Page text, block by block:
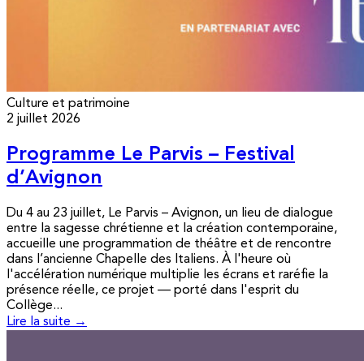
Culture et patrimoine
2 juillet 2026
Programme Le Parvis – Festival
d’Avignon
Du 4 au 23 juillet, Le Parvis – Avignon, un lieu de dialogue
entre la sagesse chrétienne et la création contemporaine,
accueille une programmation de théâtre et de rencontre
dans l’ancienne Chapelle des Italiens. À l'heure où
l'accélération numérique multiplie les écrans et raréfie la
présence réelle, ce projet — porté dans l'esprit du
Collège...
Lire la suite →